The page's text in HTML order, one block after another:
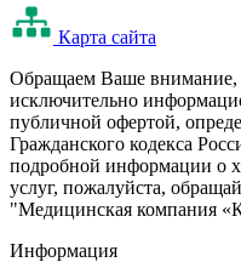
Карта сайта
Oбращаем Ваше внимание,
исключительно
публичной офертой,
Гражданского кодекса
подробной информации о
услуг, пожалуйста,
"Медицинская компания
Информация